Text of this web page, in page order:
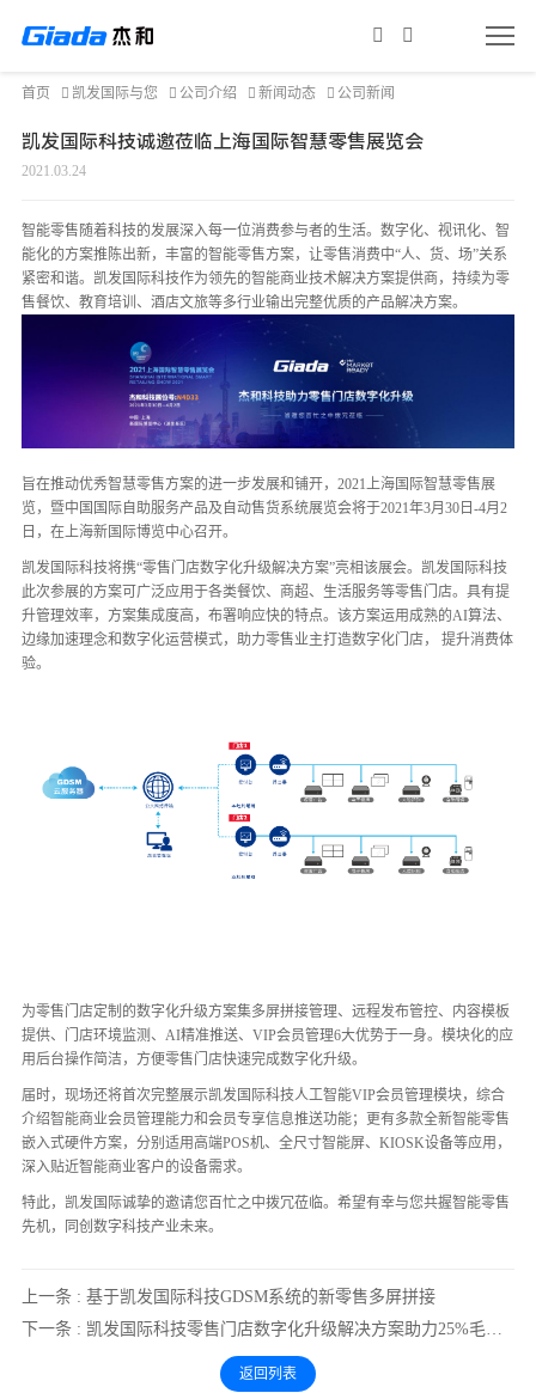
首页 凯发国际与您 公司介绍 新闻动态 公司新闻
凯发国际科技诚邀莅临上海国际智慧零售展览会
2021.03.24
智能零售随着科技的发展深入每一位消费参与者的生活。数字化、视讯化、智
能化的方案推陈出新，丰富的智能零售方案，让零售消费中“人、货、场”关系
紧密和谐。凯发国际科技作为领先的智能商业技术解决方案提供商，持续为零
售餐饮、教育培训、酒店文旅等多行业输出完整优质的产品解决方案。
旨在推动优秀智慧零售方案的进一步发展和铺开，2021上海国际智慧零售展
览，暨中国国际自助服务产品及自动售货系统展览会将于2021年3月30日-4月2
日，在上海新国际博览中心召开。
凯发国际科技将携“零售门店数字化升级解决方案”亮相该展会。凯发国际科技
此次参展的方案可广泛应用于各类餐饮、商超、生活服务等零售门店。具有提
升管理效率，方案集成度高，布署响应快的特点。该方案运用成熟的AI算法、
边缘加速理念和数字化运营模式，助力零售业主打造数字化门店， 提升消费体
验。
为零售门店定制的数字化升级方案集多屏拼接管理、远程发布管控、内容模板
提供、门店环境监测、AI精准推送、VIP会员管理6大优势于一身。模块化的应
用后台操作简洁，方便零售门店快速完成数字化升级。
届时，现场还将首次完整展示凯发国际科技人工智能VIP会员管理模块，综合
介绍智能商业会员管理能力和会员专享信息推送功能；更有多款全新智能零售
嵌入式硬件方案，分别适用高端POS机、全尺寸智能屏、KIOSK设备等应用，
深入贴近智能商业客户的设备需求。
特此，凯发国际诚挚的邀请您百忙之中拨冗莅临。希望有幸与您共握智能零售
先机，同创数字科技产业未来。
上一条 : 基于凯发国际科技GDSM系统的新零售多屏拼接
下一条 : 凯发国际科技零售门店数字化升级解决方案助力25%毛利增长
返回列表